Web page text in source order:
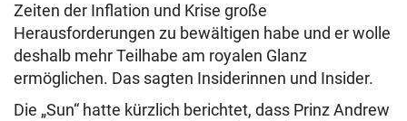
Zeiten der Inflation und Krise große
Herausforderungen zu bewältigen habe und er wolle
deshalb mehr Teilhabe am royalen Glanz
ermöglichen. Das sagten Insiderinnen und Insider.
Die „Sun“ hatte kürzlich berichtet, dass Prinz Andrew